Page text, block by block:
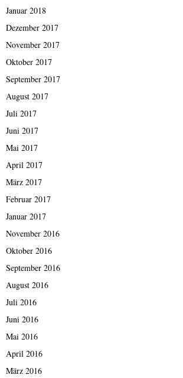
Januar 2018
Dezember 2017
November 2017
Oktober 2017
September 2017
August 2017
Juli 2017
Juni 2017
Mai 2017
April 2017
März 2017
Februar 2017
Januar 2017
November 2016
Oktober 2016
September 2016
August 2016
Juli 2016
Juni 2016
Mai 2016
April 2016
März 2016